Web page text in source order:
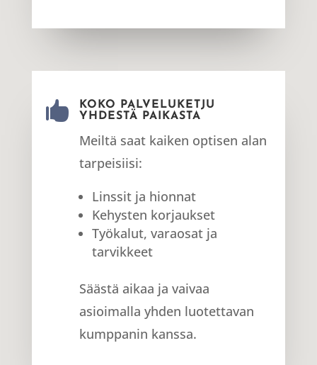

KOKO PALVELUKETJU
YHDESTÄ PAIKASTA
Meiltä saat kaiken optisen alan
tarpeisiisi:
Linssit ja hionnat
Kehysten korjaukset
Työkalut, varaosat ja
tarvikkeet
Säästä aikaa ja vaivaa
asioimalla yhden luotettavan
kumppanin kanssa.